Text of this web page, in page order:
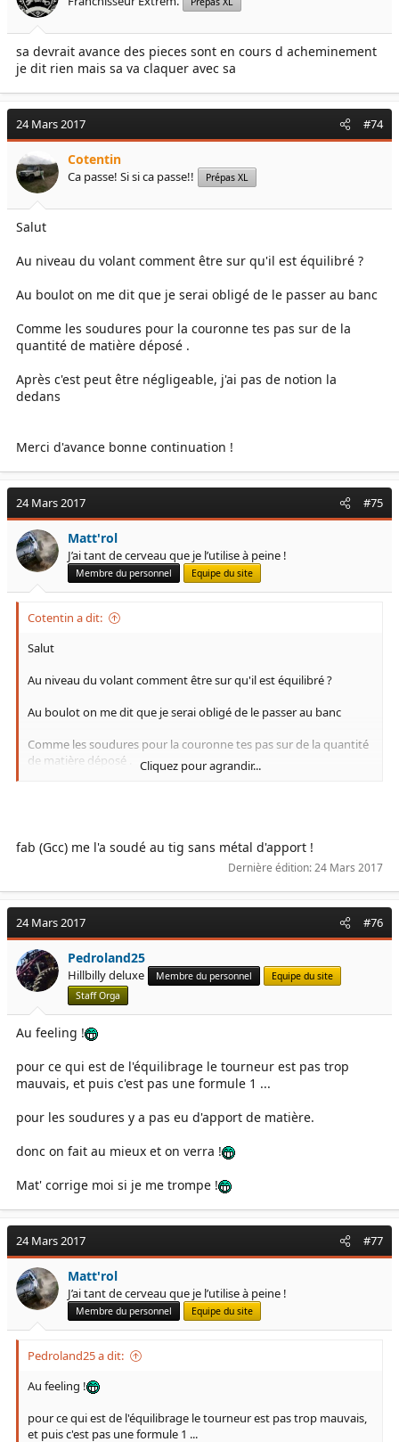
sa devrait avance des pieces sont en cours d acheminement
je dit rien mais sa va claquer avec sa
24 Mars 2017 #74
Cotentin
Ca passe! Si si ca passe!! Prépas XL
Salut
Au niveau du volant comment être sur qu'il est équilibré ?
Au boulot on me dit que je serai obligé de le passer au banc
Comme les soudures pour la couronne tes pas sur de la
quantité de matière déposé .
Après c'est peut être négligeable, j'ai pas de notion la
dedans
Merci d'avance bonne continuation !
24 Mars 2017 #75
Matt'rol
J’ai tant de cerveau que je l’utilise à peine !
Membre du personnel Equipe du site
Cotentin a dit:
Salut
Au niveau du volant comment être sur qu'il est équilibré ?
Au boulot on me dit que je serai obligé de le passer au banc
Comme les soudures pour la couronne tes pas sur de la quantité
de matière déposé .
Merci d'avance bonne continuation !
Cliquez pour agrandir...
fab (Gcc) me l'a soudé au tig sans métal d'apport !
Dernière édition:24 Mars 2017
24 Mars 2017 #76
Pedroland25
Hillbilly deluxe Membre du personnel
Equipe du site
Staff Orga
Au feeling !
pour ce qui est de l'équilibrage le tourneur est pas trop
mauvais, et puis c'est pas une formule 1 ...
pour les soudures y a pas eu d'apport de matière.
donc on fait au mieux et on verra !
Mat' corrige moi si je me trompe !
24 Mars 2017 #77
Matt'rol
J’ai tant de cerveau que je l’utilise à peine !
Membre du personnel Equipe du site
Pedroland25 a dit:
Au feeling !
pour ce qui est de l'équilibrage le tourneur est pas trop mauvais,
et puis c'est pas une formule 1 ...